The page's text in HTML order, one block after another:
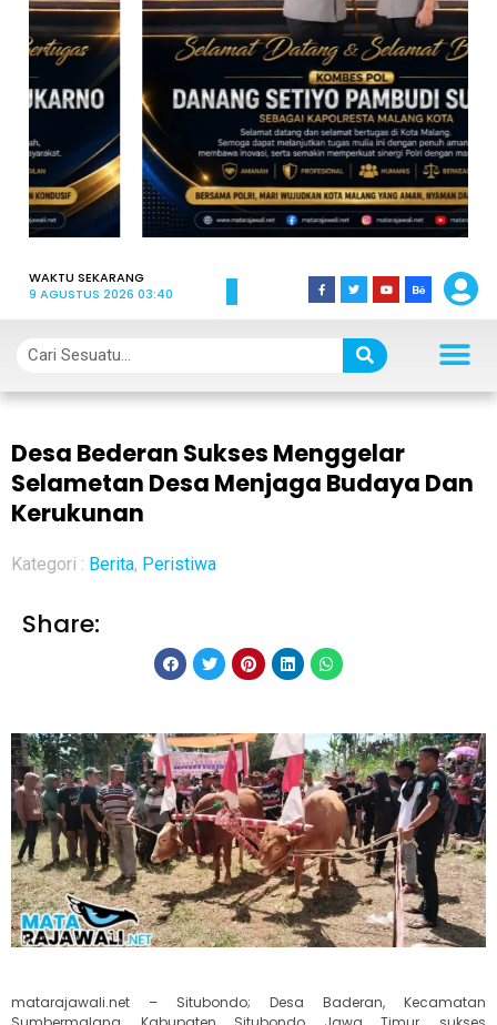
WAKTU SEKARANG
9 AGUSTUS 2026 03:40
Desa Bederan Sukses Menggelar
Selametan Desa Menjaga Budaya Dan
Kerukunan
Kategori : Berita, Peristiwa
Share:
matarajawali.net – Situbondo; Desa Baderan, Kecamatan